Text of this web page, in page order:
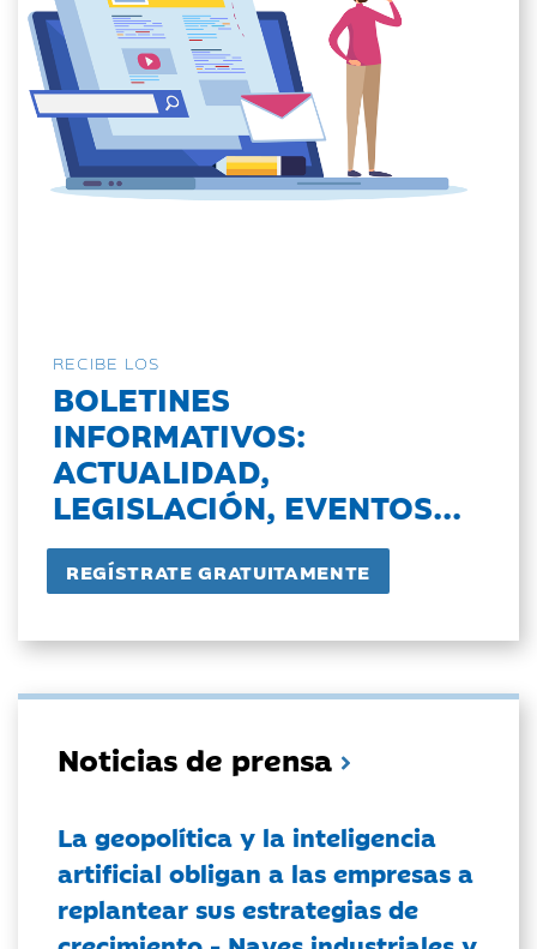
RECIBE LOS
BOLETINES
INFORMATIVOS:
ACTUALIDAD,
LEGISLACIÓN, EVENTOS...
Noticias de prensa
La geopolítica y la inteligencia
artificial obligan a las empresas a
replantear sus estrategias de